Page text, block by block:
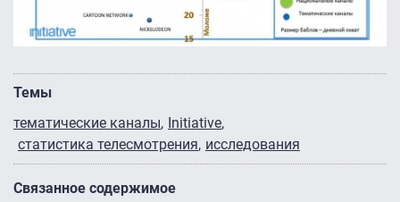
Темы
тематические каналы Initiative
статистика телесмотрения исследования
Связанное содержимое